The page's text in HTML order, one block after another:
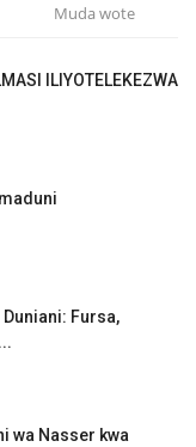
Muda wote
ILIYOTELEKEZWA
Fursa,
wa Nasser kwa